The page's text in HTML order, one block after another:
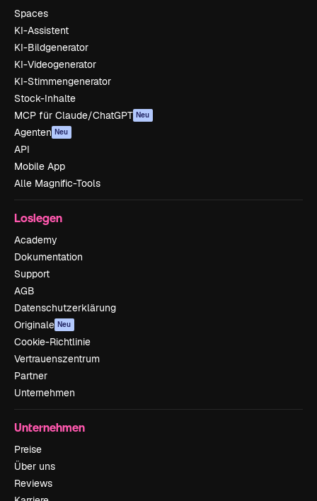
Spaces
KI-Assistent
KI-Bildgenerator
KI-Videogenerator
KI-Stimmengenerator
Stock-Inhalte
MCP für Claude/ChatGPT Neu
Agenten Neu
API
Mobile App
Alle Magnific-Tools
Loslegen
Academy
Dokumentation
Support
AGB
Datenschutzerklärung
Originale Neu
Cookie-Richtlinie
Vertrauenszentrum
Partner
Unternehmen
Unternehmen
Preise
Über uns
Reviews